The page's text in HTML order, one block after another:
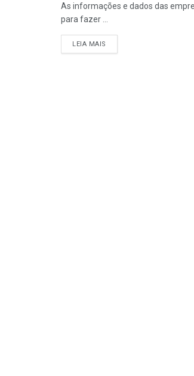
As informações e dados das
para fazer ...
LEIA MAIS